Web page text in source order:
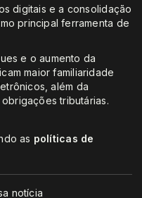
digitais e a consolidação
principal ferramenta de
e o aumento da
maior familiaridade
além da
tributárias.
as políticas de
notícia